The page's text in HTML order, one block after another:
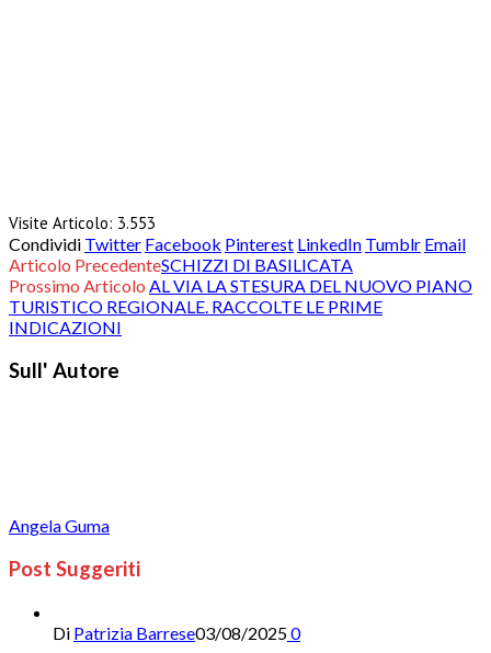
Visite Articolo: 3.553
Condividi Twitter Facebook Pinterest LinkedIn Tumblr Email
Articolo PrecedenteSCHIZZI DI BASILICATA
Prossimo Articolo AL VIA LA STESURA DEL NUOVO PIANO
TURISTICO REGIONALE. RACCOLTE LE PRIME
INDICAZIONI
Sull' Autore
Angela Guma
Post Suggeriti
Di Patrizia Barrese03/08/20250